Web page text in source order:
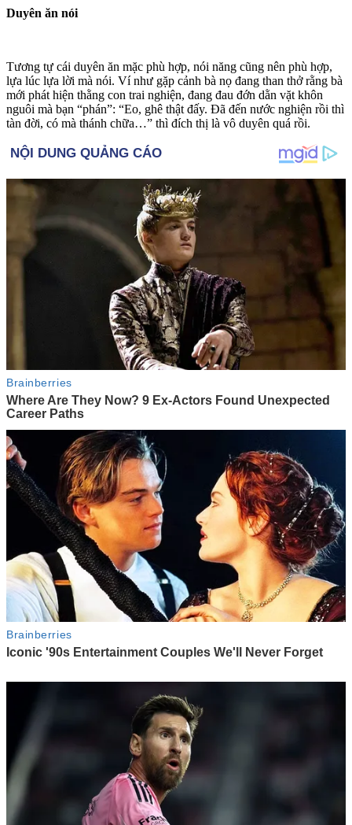
Duyên ăn nói
Tương tự cái duyên ăn mặc phù hợp, nói năng cũng nên phù hợp,
lựa lúc lựa lời mà nói. Ví như gặp cảnh bà nọ đang than thở rằng bà
mới phát hiện thằng con trai nghiện, đang đau đớn dằn vặt khôn
nguôi mà bạn “phán”: “Eo, ghê thật đấy. Đã đến nước nghiện rồi thì
tàn đời, có mà thánh chữa…” thì đích thị là vô duyên quá rồi.